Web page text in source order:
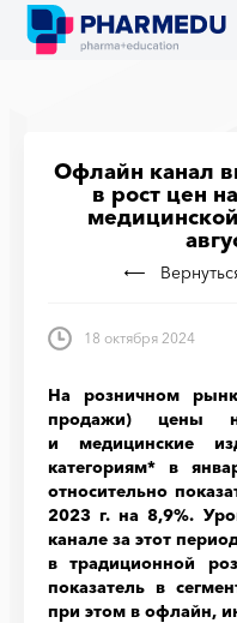
Офлайн канал
в рост цен
18 октября 2024
На розничном
продажи) цены
и медицинские
категориям* в
относительно
2023 г. на 8,9%.
канале за этот
в традиционной
показатель в
при этом в офлайн,